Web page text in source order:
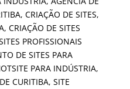
, CRIAÇÃO DE SITES,
, CRIAÇÃO DE SITES
PROFISSIONAIS
DE SITES PARA
PARA INDÚSTRIA,
CURITIBA, SITE